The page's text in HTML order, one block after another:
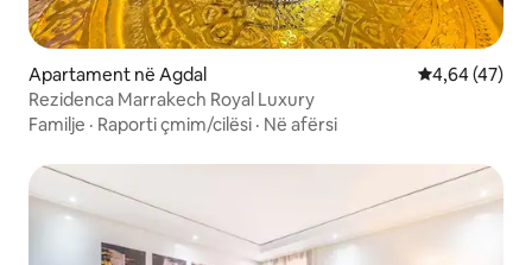
Apartament në Agdal Vlerësimi
4,64 (47)
Rezidenca Marrakech Royal Luxury
Familje · Raporti çmim/cilësi · Në afërsi